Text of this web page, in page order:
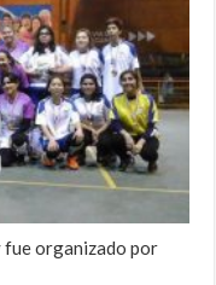
fue organizado por